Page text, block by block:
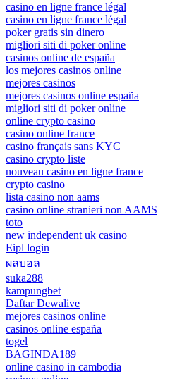
casino en ligne france légal
casino en ligne france légal
poker gratis sin dinero
migliori siti di poker online
casinos online de españa
los mejores casinos online
mejores casinos
mejores casinos online españa
migliori siti di poker online
online crypto casino
casino online france
casino français sans KYC
casino crypto liste
nouveau casino en ligne france
crypto casino
lista casino non aams
casino online stranieri non AAMS
toto
new independent uk casino
Eipl login
ผลบอล
suka288
kampungbet
Daftar Dewalive
mejores casinos online
casinos online españa
togel
BAGINDA189
online casino in cambodia